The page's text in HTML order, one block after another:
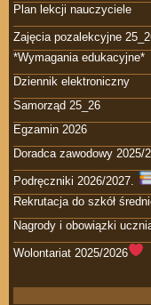
Plan lekcji nauczyciele
Zajęcia pozalekcyjne
*Wymagania edukacyjne*
Dziennik elektroniczny
Samorząd 25_26
Egzamin 2026
Doradca zawodowy 2025/
Podręczniki 2026/2027.
Rekrutacja do szkół
Nagrody i obowiązki
Wolontariat 2025/2026